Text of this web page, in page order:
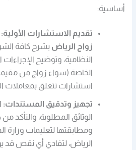
أساسية:
تقديم الاستشارات الأولية:
زواج الرياض بشرح كافة
النظامية، وتوضيح الإجراءات
الخاصة (سواء زواج من
استشارات تتعلق بمعاملات
تجهيز وتدقيق المستندات:
الوثائق المطلوبة، والتأكد
ومطابقتها لتعليمات وزارة
الرياض، لتفادي أي نقص قد